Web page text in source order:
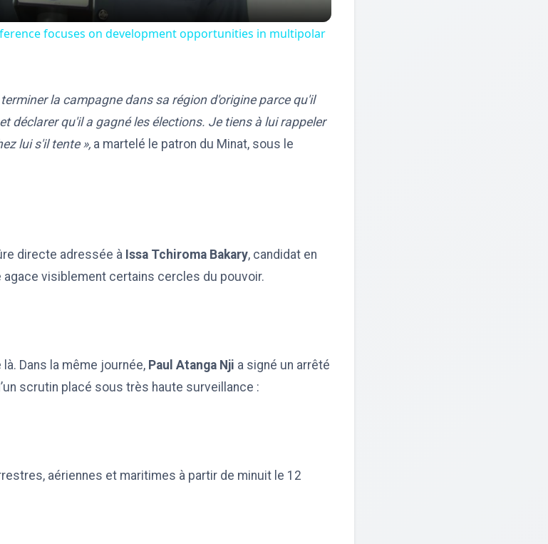
focuses on development opportunities in multipolar
la campagne dans sa région d'origine parce qu'il
déclarer qu'il a gagné les élections. Je tiens à lui rappeler
lui s'il tente », a martelé le patron du Minat, sous le
directe adressée à Issa Tchiroma Bakary, candidat en
agace visiblement certains cercles du pouvoir.
Dans la même journée, Paul Atanga Nji a signé un arrêté
scrutin placé sous très haute surveillance :
aériennes et maritimes à partir de minuit le 12